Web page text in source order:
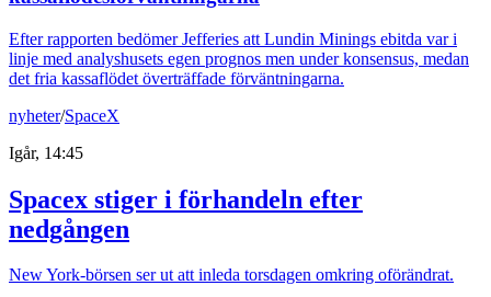
Efter rapporten bedömer Jefferies att Lundin Minings ebitda var i
linje med analyshusets egen prognos men under konsensus, medan
det fria kassaflödet överträffade förväntningarna.
nyheter/SpaceX
Igår, 14:45
Spacex stiger i förhandeln efter
nedgången
New York-börsen ser ut att inleda torsdagen omkring oförändrat.